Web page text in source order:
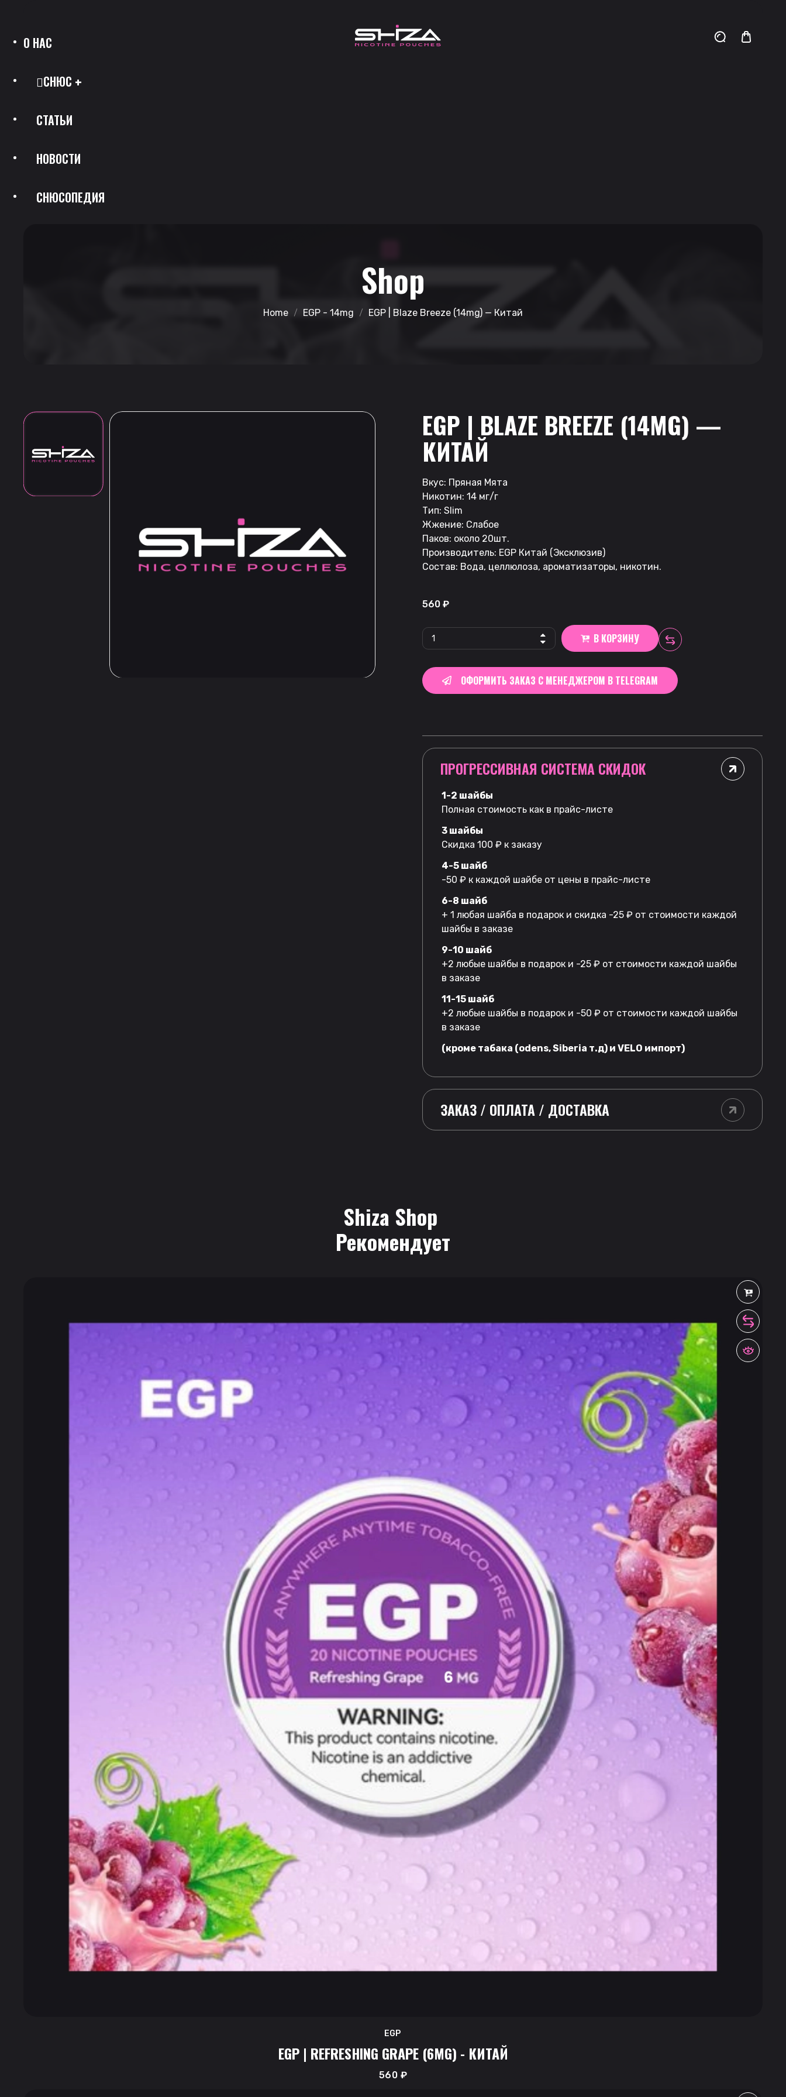
О НАС
СНЮС
СТАТЬИ
НОВОСТИ
СНЮСОПЕДИЯ
Shop
Home EGP - 14mg EGP | Blaze Breeze (14mg) — Китай
EGP | BLAZE BREEZE (14MG) —
КИТАЙ
Вкус: Пряная Мята
Никотин: 14 мг/г
Тип: Slim
Жжение: Слабое
Паков: около 20шт.
Производитель: EGP Китай (Эксклюзив)
Состав: Вода, целлюлоза, ароматизаторы, никотин.
560 ₽
В КОРЗИНУ
ОФОРМИТЬ ЗАКАЗ С МЕНЕДЖЕРОМ В TELEGRAM
ПРОГРЕССИВНАЯ СИСТЕМА СКИДОК
1-2 шайбы
Полная стоимость как в прайс-листе
3 шайбы
Скидка 100 ₽ к заказу
4-5 шайб
-50 ₽ к каждой шайбе от цены в прайс-листе
6-8 шайб
+ 1 любая шайба в подарок и скидка -25 ₽ от стоимости каждой
шайбы в заказе
9-10 шайб
+2 любые шайбы в подарок и -25 ₽ от стоимости каждой шайбы
в заказе
11-15 шайб
+2 любые шайбы в подарок и -50 ₽ от стоимости каждой шайбы
в заказе
(кроме табака (odens, Siberia т.д) и VELO импорт)
ЗАКАЗ / ОПЛАТА / ДОСТАВКА
Shiza Shop
Рекомендует
EGP
EGP | REFRESHING GRAPE (6MG) - КИТАЙ
560 ₽